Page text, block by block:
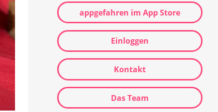
appgefahren im App Store
Einloggen
Kontakt
Das Team